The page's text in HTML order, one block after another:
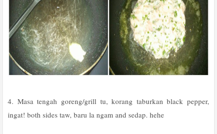
4. Masa tengah goreng/grill tu, korang taburkan black pepper,
ingat! both sides taw, baru la ngam and sedap. hehe